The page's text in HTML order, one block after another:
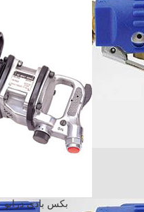
بکس بادی درایو ۱ شفت بلند GW-40TP